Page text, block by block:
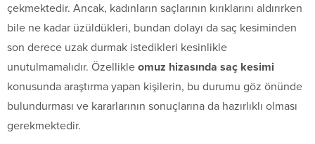
çekmektedir. Ancak, kadınların saçlarının kırıklarını aldırırken
bile ne kadar üzüldükleri, bundan dolayı da saç kesiminden
son derece uzak durmak istedikleri kesinlikle
unutulmamalıdır. Özellikle omuz hizasında saç kesimi
konusunda araştırma yapan kişilerin, bu durumu göz önünde
bulundurması ve kararlarının sonuçlarına da hazırlıklı olması
gerekmektedir.